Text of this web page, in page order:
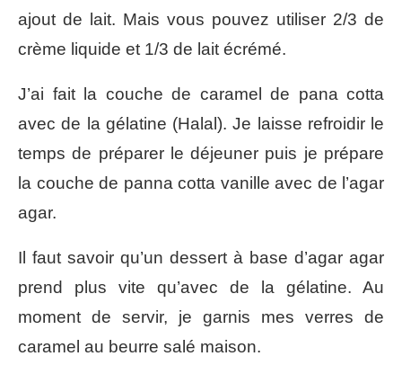
ajout de lait. Mais vous pouvez utiliser 2/3 de
crème liquide et 1/3 de lait écrémé.
J’ai fait la couche de caramel de pana cotta
avec de la gélatine (Halal). Je laisse refroidir le
temps de préparer le déjeuner puis je prépare
la couche de panna cotta vanille avec de l’agar
agar.
Il faut savoir qu’un dessert à base d’agar agar
prend plus vite qu’avec de la gélatine. Au
moment de servir, je garnis mes verres de
caramel au beurre salé maison.